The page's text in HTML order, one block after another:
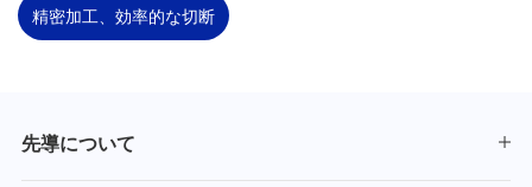
精密加工、効率的な切断
先導について